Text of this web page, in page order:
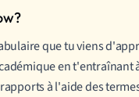
que tu viens
en t'entraînant
à l'aide des